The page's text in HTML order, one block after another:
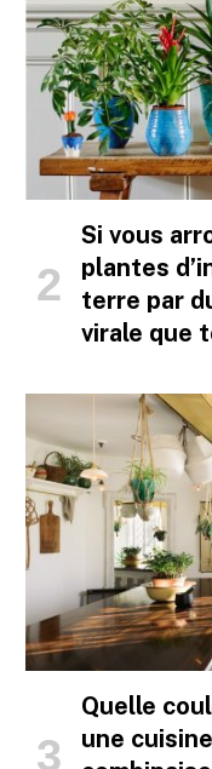
Si vous
plantes
terre par
virale que
Quelle
une